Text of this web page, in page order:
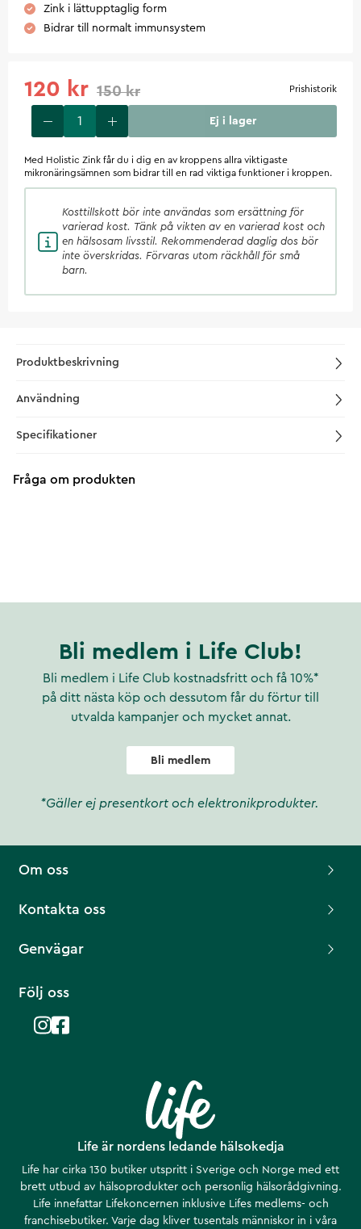
Zink i lättupptaglig form
Bidrar till normalt immunsystem
120 kr 150 kr Prishistorik
Ej i lager
Med Holistic Zink får du i dig en av kroppens allra viktigaste
mikronäringsämnen som bidrar till en rad viktiga funktioner i kroppen.
Kosttillskott bör inte användas som ersättning för
varierad kost. Tänk på vikten av en varierad kost och
en hälsosam livsstil. Rekommenderad daglig dos bör
inte överskridas. Förvaras utom räckhåll för små
barn.
Produktbeskrivning
Användning
Specifikationer
Fråga om produkten
Bli medlem i Life Club!
Bli medlem i Life Club kostnadsfritt och få 10%*
på ditt nästa köp och dessutom får du förtur till
utvalda kampanjer och mycket annat.
Bli medlem
*Gäller ej presentkort och elektronikprodukter.
Life är nordens ledande hälsokedja
Life har cirka 130 butiker utspritt i Sverige och Norge med ett
brett utbud av hälsoprodukter och personlig hälsorådgivning.
Life innefattar Lifekoncernen inklusive Lifes medlems- och
franchisebutiker. Varje dag kliver tusentals människor in i våra
Om oss
Kontakta oss
Genvägar
Följ oss